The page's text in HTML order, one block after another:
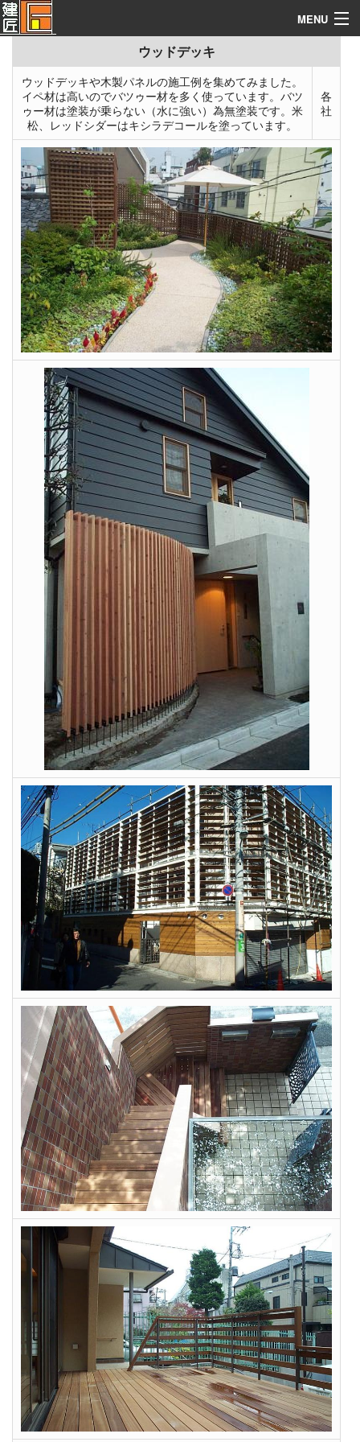
MENU
構造別施工例
施工実例集
施工テクニック
建築見積ソフト
コンタクト
関連サイト
Index
ex.php
ウッドデッキ
ウッドデッキや木製パネルの施工例を集めてみました。
イペ材は高いのでバツゥー材を多く使っています。バツ
ゥー材は塗装が乗らない（水に強い）為無塗装です。米
松、レッドシダーはキシラデコールを塗っています。
各
社